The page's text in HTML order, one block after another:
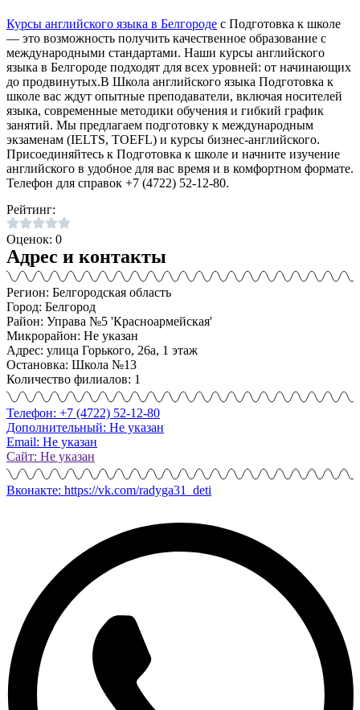
Курсы английского языка в Белгороде с Подготовка к школе
— это возможность получить качественное образование с
международными стандартами. Наши курсы английского
языка в Белгороде подходят для всех уровней: от начинающих
до продвинутых.В Школа английского языка Подготовка к
школе вас ждут опытные преподаватели, включая носителей
языка, современные методики обучения и гибкий график
занятий. Мы предлагаем подготовку к международным
экзаменам (IELTS, TOEFL) и курсы бизнес-английского.
Присоединяйтесь к Подготовка к школе и начните изучение
английского в удобное для вас время и в комфортном формате.
Телефон для справок +7 (4722) 52-12-80.
Рейтинг:
Оценок: 0
Адрес и контакты
Регион: Белгородская область
Город: Белгород
Район: Управа №5 'Красноармейская'
Микрорайон: Не указан
Адрес: улица Горького, 26а, 1 этаж
Остановка: Школа №13
Количество филиалов: 1
Телефон: +7 (4722) 52-12-80
Дополнительный: Не указан
Email: Не указан
Сайт: Не указан
Вконакте: https://vk.com/radyga31_deti